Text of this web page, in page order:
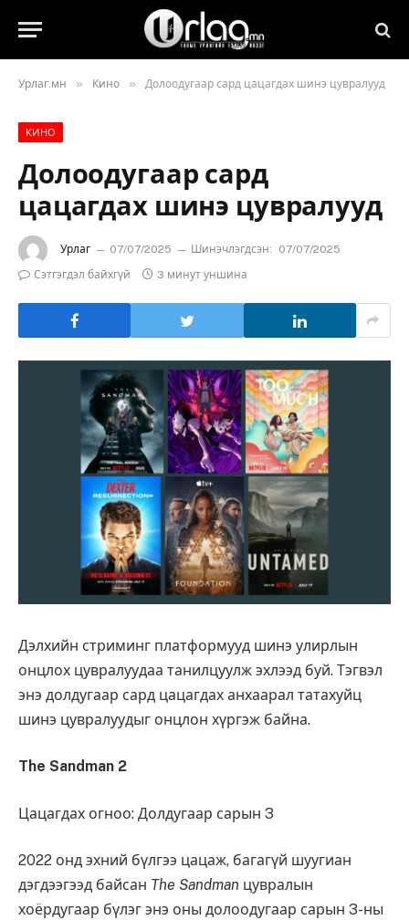
Урлаг.мн » Кино » Долоодугаар сард цацагдах шинэ цувралууд
КИНО
Долоодугаар сард
цацагдах шинэ цувралууд
Урлаг 07/07/2025 Шинэчлэгдсэн:
07/07/2025
Сэтгэгдэл байхгүй
3 минут уншина
Дэлхийн стриминг платформууд шинэ улирлын
онцлох цувралуудаа танилцуулж эхлээд буй. Тэгвэл
энэ долдугаар сард цацагдах анхаарал татахуйц
шинэ цувралуудыг онцлон хүргэж байна.
The Sandman 2
Цацагдах огноо: Долдугаар сарын 3
2022 онд эхний бүлгээ цацаж, багагүй шуугиан
дэгдээгээд байсан The Sandman цувралын
хоёрдугаар бүлэг энэ оны долоодугаар сарын 3-ны